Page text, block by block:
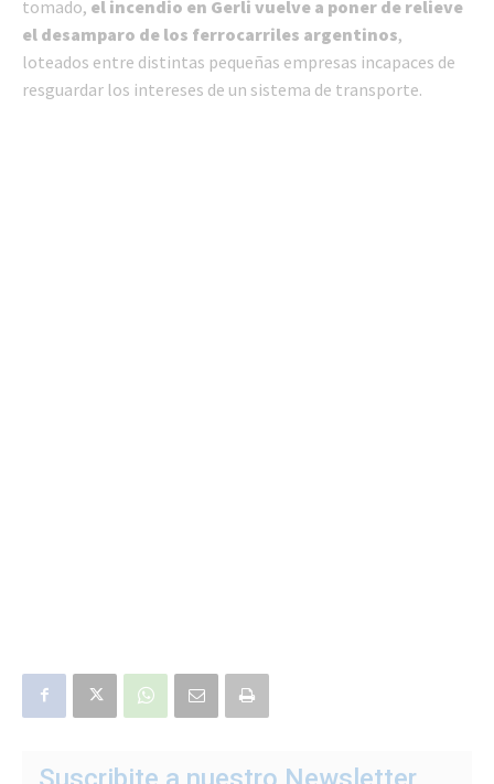
tomado, el incendio en Gerli vuelve a poner de relieve
el desamparo de los ferrocarriles argentinos,
loteados entre distintas pequeñas empresas incapaces de
resguardar los intereses de un sistema de transporte.